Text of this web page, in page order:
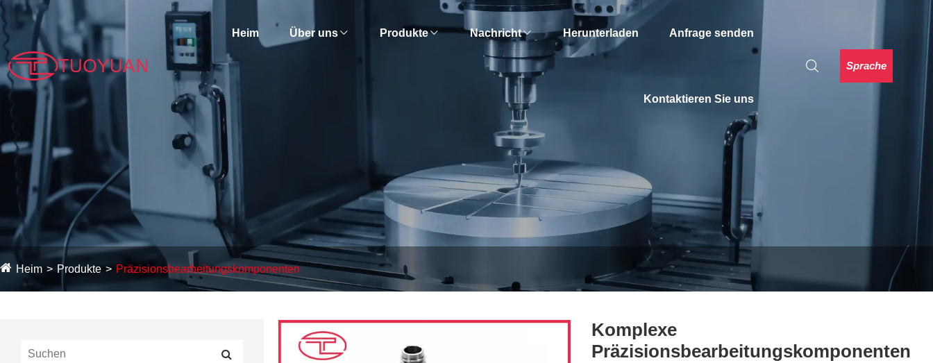
Heim Über uns Produkte Nachricht Herunterladen Anfrage senden
Kontaktieren Sie uns
Sprache
Heim Produkte Präzisionsbearbeitungskomponenten
Komplexe
Präzisionsbearbeitungskomponenten